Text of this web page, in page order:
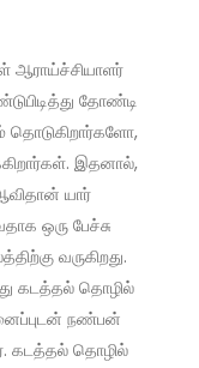
ஆராய்ச்சியாளர்
தோண்டி
தொடுகிறார்களோ,
இதனால்,
யார்
ஒரு பேச்சு
வருகிறது.
கடத்தல் தொழில்
நண்பன்
கடத்தல் தொழில்